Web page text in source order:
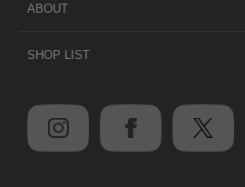
ABOUT
SHOP LIST